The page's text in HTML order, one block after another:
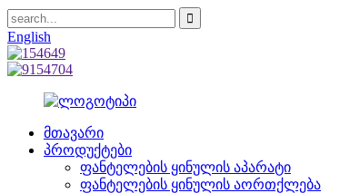
English
მთავარი
პროდუქტები
ფანტელების ყინულის აპარატი
ფანტელების ყინულის აორთქლება